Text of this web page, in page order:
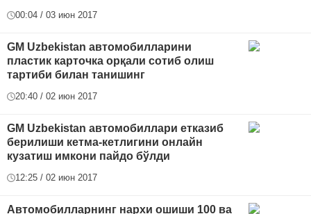
00:04 / 03 июн 2017
GM Uzbekistan автомобилларини
пластик карточка орқали сотиб олиш
тартиби билан танишинг
20:40 / 02 июн 2017
GM Uzbekistan автомобиллари етказиб
берилиши кетма-кетлигини онлайн
кузатиш имкони пайдо бўлди
12:25 / 02 июн 2017
Автомобилларнинг нархи ошиши 100 ва